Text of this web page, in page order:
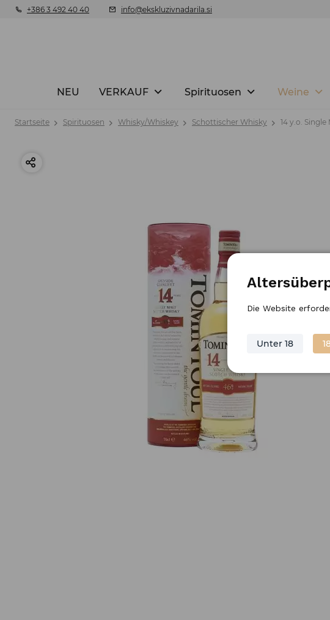
+386 3 492 40 40 info@ekskluzivnadarila.si
NEU VERKAUF Spirituosen Weine
Startseite Spirituosen Whisky/Whiskey Schottischer Whisky 14 y.o.
Die Website
Unter 18